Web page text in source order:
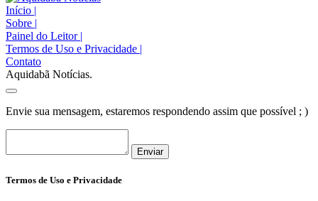
Início |
Sobre |
Painel do Leitor |
Termos de Uso e Privacidade |
Contato
Aquidabã Notícias.
Envie sua mensagem, estaremos respondendo assim que possível ; )
Enviar
Termos de Uso e Privacidade